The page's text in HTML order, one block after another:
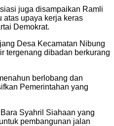
juga disampaikan Ramli
atas upaya kerja keras
Demokrat.
Desa Kecamatan Nibung
tergenang dibadan berkurang
berlobang dan
Pemerintahan yang
Syahril Siahaan yang
pembangunan jalan